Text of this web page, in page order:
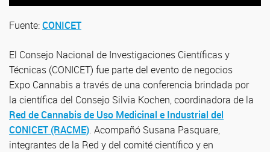
Fuente:CONICET
El Consejo Nacional de Investigaciones Científicas y
Técnicas (CONICET) fue parte del evento de negocios
Expo Cannabis a través de una conferencia brindada por
la científica del Consejo Silvia Kochen, coordinadora de la
Red de Cannabis de Uso Medicinal e Industrial del
CONICET (RACME). Acompañó Susana Pasquare,
integrantes de la Red y del comité científico y en